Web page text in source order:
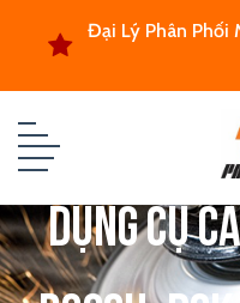
Đại Lý Phân Phối
Dụng cụ